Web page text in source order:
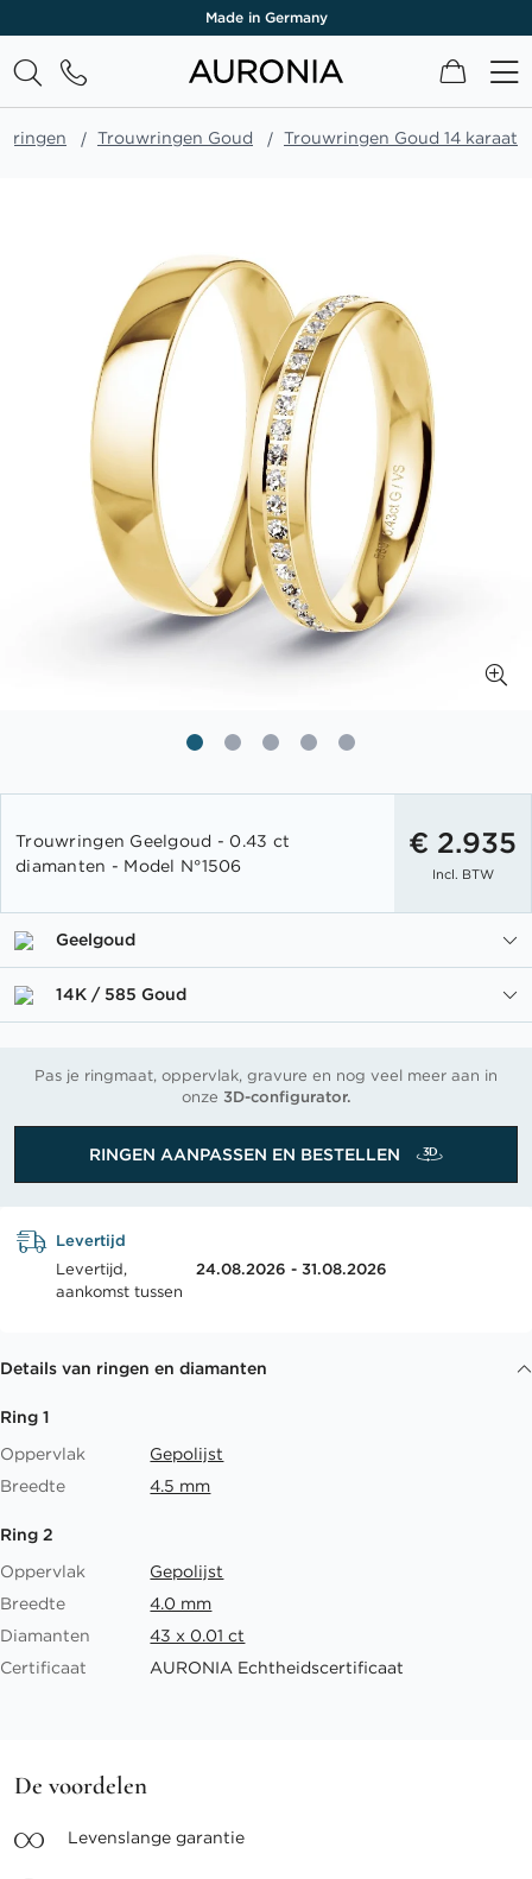
Made in Germany
Trouwringen Goud Trouwringen Goud 14 karaat
afbeeldingen-
het
begin
de
afbeeldingen-
Trouwringen Geelgoud - 0.43 ct
diamanten - Model N°1506
€ 2.935
Incl. BTW
Geelgoud
14K / 585 Goud
Pas je ringmaat, oppervlak, gravure en nog veel meer aan in
onze 3D-configurator.
RINGEN AANPASSEN EN BESTELLEN
Levertijd
Levertijd,
aankomst tussen
24.08.2026 - 31.08.2026
Details van ringen en diamanten
Ring 1
Oppervlak
Gepolijst
Breedte
4.5 mm
Ring 2
Oppervlak
Gepolijst
Breedte
4.0 mm
Diamanten
43 x 0.01 ct
Certificaat
AURONIA Echtheidscertificaat
De voordelen
Levenslange garantie